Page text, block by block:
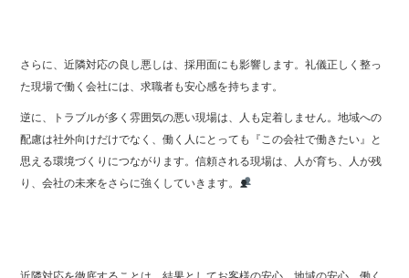
さらに、近隣対応の良し悪しは、採用面にも影響します。礼儀正しく整っ
た現場で働く会社には、求職者も安心感を持ちます。
逆に、トラブルが多く雰囲気の悪い現場は、人も定着しません。地域への
配慮は社外向けだけでなく、働く人にとっても『この会社で働きたい』と
思える環境づくりにつながります。信頼される現場は、人が育ち、人が残
り、会社の未来をさらに強くしていきます。